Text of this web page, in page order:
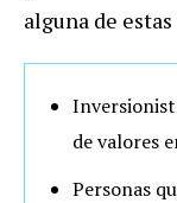
alguna de
de valores
Personas